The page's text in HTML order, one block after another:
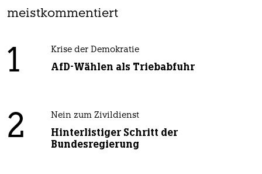
meistkommentiert
1 Krise der Demokratie
AfD-Wählen als Triebabfuhr
2 Nein zum Zivildienst
Hinterlistiger Schritt der
Bundesregierung